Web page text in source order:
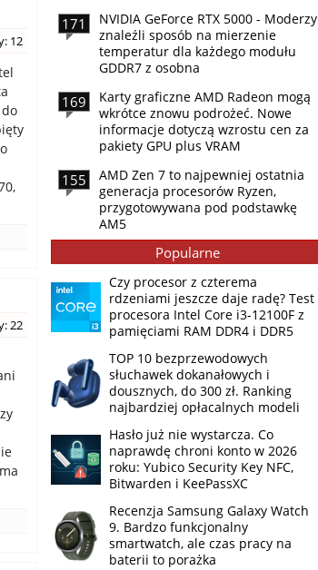
12
22
171
NVIDIA GeForce RTX 5000 - Moderzy
znaleźli sposób na mierzenie
temperatur dla każdego modułu
GDDR7 z osobna
169
Karty graficzne AMD Radeon mogą
wkrótce znowu podrożeć. Nowe
informacje dotyczą wzrostu cen za
pakiety GPU plus VRAM
155
AMD Zen 7 to najpewniej ostatnia
generacja procesorów Ryzen,
przygotowywana pod podstawkę
AM5
Popularne
Czy procesor z czterema
rdzeniami jeszcze daje radę? Test
procesora Intel Core i3-12100F z
pamięciami RAM DDR4 i DDR5
TOP 10 bezprzewodowych
słuchawek dokanałowych i
dousznych, do 300 zł. Ranking
najbardziej opłacalnych modeli
Hasło już nie wystarcza. Co
naprawdę chroni konto w 2026
roku: Yubico Security Key NFC,
Bitwarden i KeePassXC
Recenzja Samsung Galaxy Watch
9. Bardzo funkcjonalny
smartwatch, ale czas pracy na
baterii to porażka